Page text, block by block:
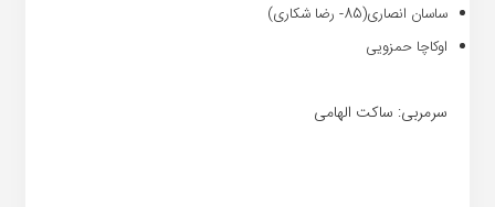
ساسان انصاری(85- رضا شکاری)
اوکاچا حمزویی
سرمربی: ساکت الهامی